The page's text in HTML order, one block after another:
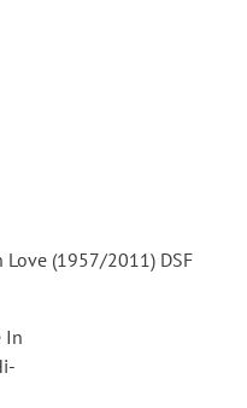
(1957/2011) DSF